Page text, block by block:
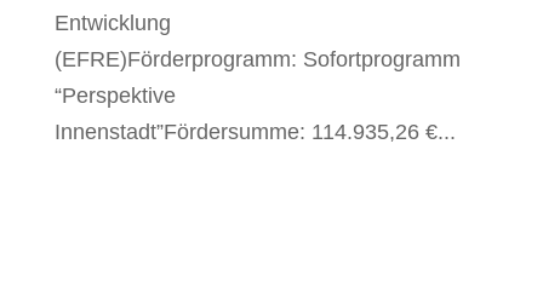
Entwicklung
(EFRE)Förderprogramm: Sofortprogramm
“Perspektive
Innenstadt”Fördersumme: 114.935,26 €...